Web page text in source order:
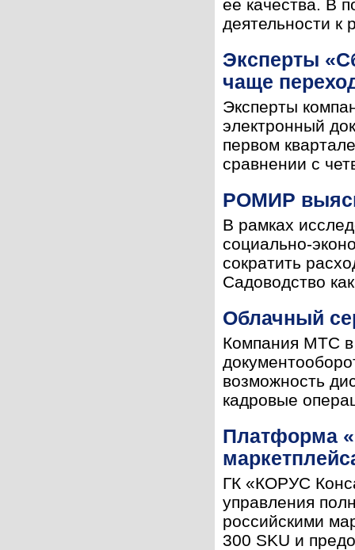
ее качества. В
деятельности к
Эксперты
чаще
Эксперты
электронный
первом
сравнении с
РОМИР
В рамках
социально-
сократить
Садоводство
Облачный
Компания МТС в
возможность
кадровые
Платформа
ГК «КОРУС
управления
российскими
300 SKU и